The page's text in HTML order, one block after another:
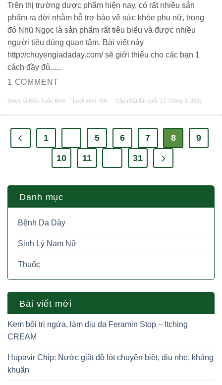
Trên thị trường dược phẩm hiện nay, có rất nhiều sản
phẩm ra đời nhằm hỗ trợ bảo vệ sức khỏe phụ nữ, trong
đó Nhũ Ngọc là sản phẩm rất tiêu biểu và được nhiều
người tiêu dùng quan tâm. Bài viết này
http://chuyengiadaday.com/ sẽ giới thiệu cho các bạn 1
cách đầy đủ......
1 COMMENT
Dược sĩ Kiều Tuấn Bình Lượt xem: 595 Cập nhật lần cuối: 17 Tháng 3, 2021
1 5 6 7 8 9
10 11 31
Danh mục
Bệnh Dạ Dày
Sinh Lý Nam Nữ
Thuốc
Bài viết mới
Kem bôi trị ngứa, làm dịu da Feramin Stop – Itching
CREAM
Hupavir Chip: Nước giặt đồ lót chuyên biệt, dịu nhẹ, kháng
khuẩn